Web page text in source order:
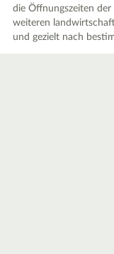
die Öffnungszeiten
weiteren
und gezielt nach